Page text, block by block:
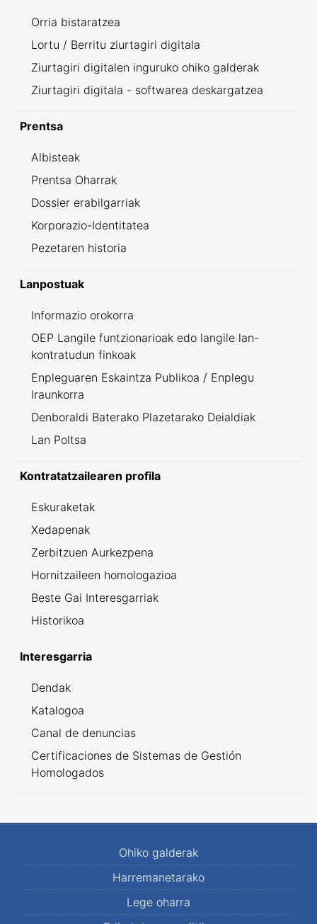
Orria bistaratzea
Lortu / Berritu ziurtagiri digitala
Ziurtagiri digitalen inguruko ohiko galderak
Ziurtagiri digitala - softwarea deskargatzea
Prentsa
Albisteak
Prentsa Oharrak
Dossier erabilgarriak
Korporazio-Identitatea
Pezetaren historia
Lanpostuak
Informazio orokorra
OEP Langile funtzionarioak edo langile lan-
kontratudun finkoak
Enpleguaren Eskaintza Publikoa / Enplegu
Iraunkorra
Denboraldi Baterako Plazetarako Deialdiak
Lan Poltsa
Kontratatzailearen profila
Eskuraketak
Xedapenak
Zerbitzuen Aurkezpena
Hornitzaileen homologazioa
Beste Gai Interesgarriak
Historikoa
Interesgarria
Dendak
Katalogoa
Canal de denuncias
Certificaciones de Sistemas de Gestión
Homologados
Ohiko galderak
Harremanetarako
Lege oharra